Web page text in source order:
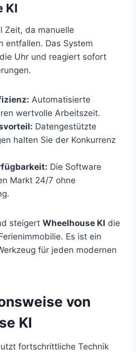
KI
Zeit, da manuelle
entfallen. Das System
Uhr und reagiert sofort
Automatisierte
wertvolle Arbeitszeit.
Datengestützte
halten Sie der Konkurrenz
Die Software
Markt 24/7 ohne
steigert Wheelhouse KI die
Es ist ein
für jeden modernen
von
KI
fortschrittliche Technik